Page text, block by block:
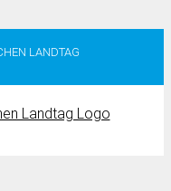
LANDTAG